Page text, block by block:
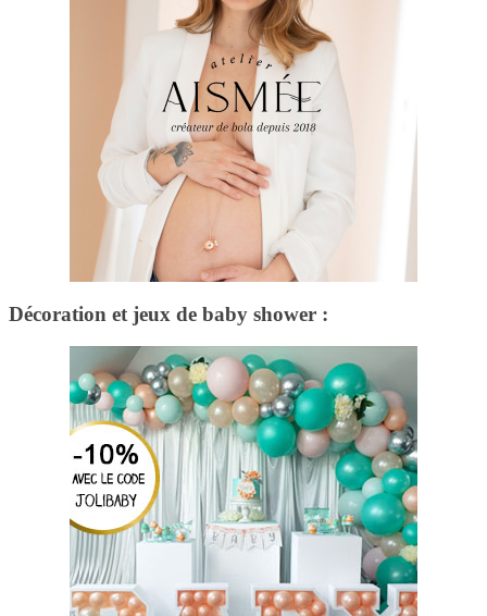
Décoration et jeux de baby shower :